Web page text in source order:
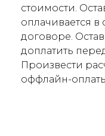
стоимости.
оплачивается в
договоре.
доплатить
Произвести
оффлайн-